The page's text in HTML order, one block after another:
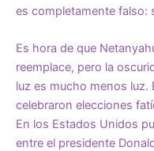
es completamente falso:
Es hora de que
reemplace, pero la
luz es mucho menos luz.
celebraron elecciones
En los Estados Unidos
entre el presidente